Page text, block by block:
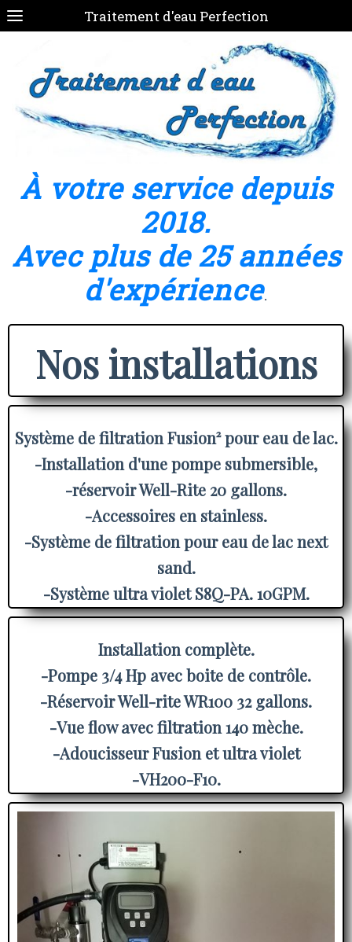
Traitement d'eau Perfection
À votre service depuis
2018.
Avec plus de 25 années
d'expérience.
Nos installations
Système de filtration Fusion² pour eau de lac.
-Installation d'une pompe submersible,
-réservoir Well-Rite 20 gallons.
-Accessoires en stainless.
-Système de filtration pour eau de lac next
sand.
-Système ultra violet S8Q-PA. 10GPM.
Installation complète.
-Pompe 3/4 Hp avec boite de contrôle.
-Réservoir Well-rite WR100 32 gallons.
-Vue flow avec filtration 140 mèche.
-Adoucisseur Fusion et ultra violet
-VH200-F10.